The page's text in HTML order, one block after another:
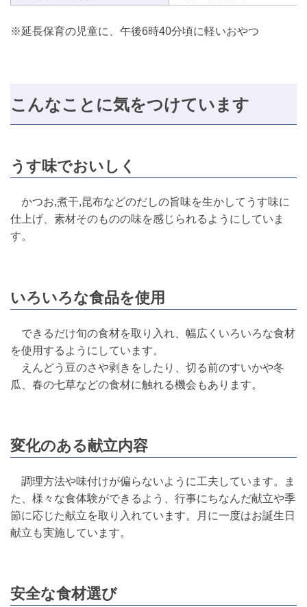
※延長保育の児童に、午後6時40分頃に軽いおやつ
こんなことに気をつけています
うす味でおいしく
かつお,煮干,昆布などのだしの旨味を生かしてうす味に
仕上げ、素材そのものの味を感じられるようにしていま
す。
いろいろな食品を使用
できるだけ旬の食材を取り入れ、幅広くいろいろな食材
を使用するようにしています。
えんどう豆のさや剥きをしたり、切る前のすいかや冬
瓜、春の七草などの食材に触れる機会もあります。
変化のある献立内容
調理方法や味付けが偏らないように工夫しています。ま
た、様々な食体験ができるよう、行事にちなんだ献立や季
節に応じた献立を取り入れています。月に一度はお誕生日
献立も実施しています。
安全な食材選び